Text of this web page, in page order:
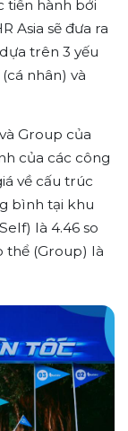
tiến hành bởi
Asia sẽ đưa ra
trên 3 yếu
nhân) và
Group của
của các công
về cấu trúc
bình tại khu
là 4.46 so
thể (Group) là